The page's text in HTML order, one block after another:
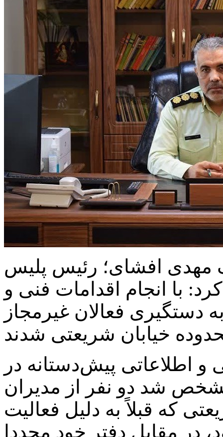
افشای؛ رئیس پلیس
با انجام اقدامات فنی و
دستگیری فعالان غیرمجاز
اطلاعاتی پیش‌دستانه در
مشخص شد دو نفر از مدیران
که قبلاً به دلیل فعالیت
در مقابل دفتر خود مجددا